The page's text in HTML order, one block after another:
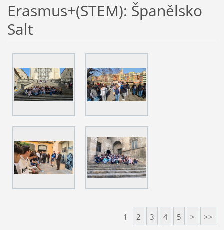
Erasmus+(STEM): Španělsko
Salt
1 2 3 4 5 > >>